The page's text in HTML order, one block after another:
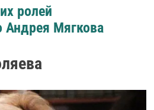
ролей
Андрея Мягкова